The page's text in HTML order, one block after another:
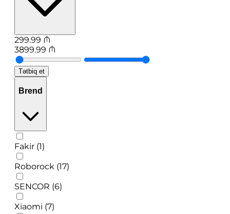
299.99 ₼
3899.99 ₼
Tətbiq et
Brend
Fakir (1)
Roborock (17)
SENCOR (6)
Xiaomi (7)